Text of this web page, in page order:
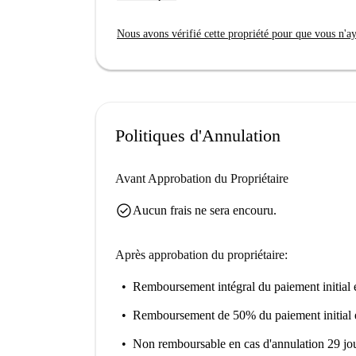
compagnie ne sont toutefois pas admis.
Situé à Kloten, Zurich, les résidents
touristiques comme le téléphérique. De plus, de
Nous avons vérifié cette propriété pour que vous
Politiques d'Annulation
Avant Approbation du Propriétaire
check_circleAucun frais ne sera encouru.
Après approbation du propriétaire:
Remboursement intégral du paiement initial
Remboursement de 50% du paiement initial
Non remboursable en cas d'annulation 29